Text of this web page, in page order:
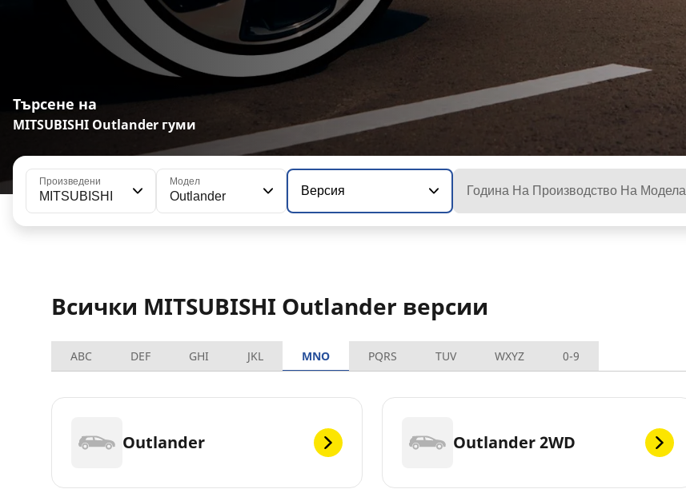
Търсене на
MITSUBISHI Outlander гуми
Произведени
MITSUBISHI
Модел
Outlander Версия Година На Производство На Модела
Всички MITSUBISHI Outlander версии
ABC DEF GHI JKL MNO PQRS TUV WXYZ 0-9
Outlander Outlander 2WD